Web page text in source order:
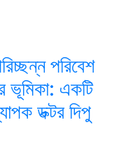
পরিবেশ
ভূমিকা: একটি
ডক্টর দিপু